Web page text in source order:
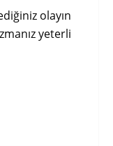
olayın
yeterli